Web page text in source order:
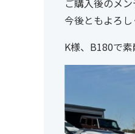
ご購入後のメ
今後ともよろし
K様、B180で